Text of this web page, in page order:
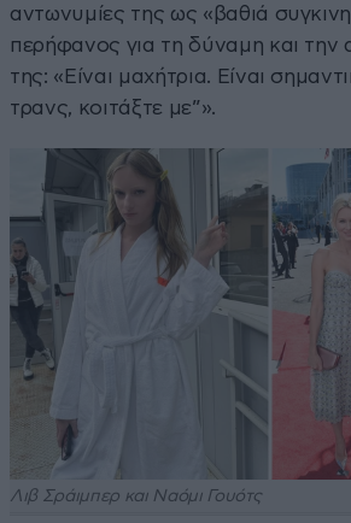
αντωνυμίες της ως «βαθιά
περήφανος για τη δύναμη και την
της: «Είναι μαχήτρια. Είναι
τρανς, κοιτάξτε με”».
Λιβ Σράιμπερ και Ναόμι Γουότς